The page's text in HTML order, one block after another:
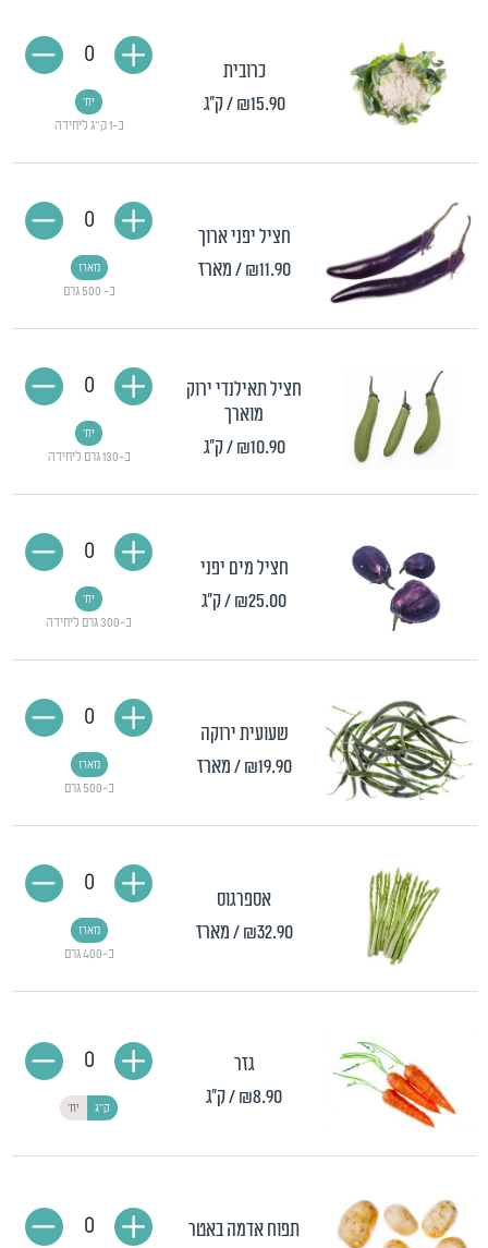
כרובית
₪15.90 / ק"ג
כ-1 ק"ג ליחידה
יח'
0
חציל יפני ארוך
₪11.90 / מארז
כ- 500 גרם
מארז
0
חציל תאילנדי ירוק
מוארך
₪10.90 / ק"ג כ-130 גרם ליחידה
יח'
0
חציל מים יפני
₪25.00/ ק"ג
כ-300 גרם ליחידה
יח'
0
שעועית ירוקה
₪19.90 / מארז
כ-500 גרם
מארז
0
אספרגוס
₪32.90 / מארז
כ-400 גרם
מארז
0
גזר
₪8.90/ ק"ג ק"ג יח'
0
תפוח אדמה באטר
0